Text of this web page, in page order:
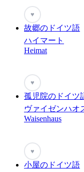
♥
故郷のドイツ語
ハイマート
Heimat
♥
孤児院のドイツ
ヴァイゼンハオ
Waisenhaus
♥
小屋のドイツ語